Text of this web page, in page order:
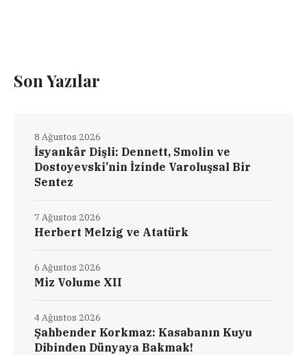
Son Yazılar
İsyankâr Dişli: Dennett, Smolin ve
Dostoyevski’nin İzinde Varoluşsal Bir
Sentez
8 Ağustos 2026
Herbert Melzig ve Atatürk
7 Ağustos 2026
Miz Volume XII
6 Ağustos 2026
Şahbender Korkmaz: Kasabanın Kuyu
Dibinden Dünyaya Bakmak!
4 Ağustos 2026